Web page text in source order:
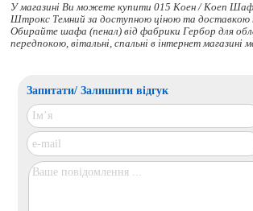
У магазині Ви можете купити 015 Коен / Koen
Штрокс Темний за доступною ціною та доставкою
Обирайте шафа (пенал)від фабрики Гербор для
передпокою, вітальні, спальні в інтернет магазині
Запитати/ Залишити відгук